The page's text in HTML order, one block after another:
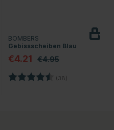
BOMBERS
Gebissscheiben Blau
€4.21 €4.95
Bewertung: (38)